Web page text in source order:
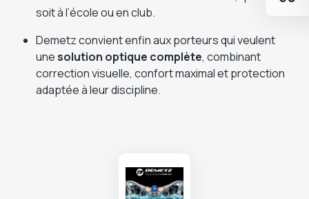
soit à l’école ou en club.
Demetz convient enfin aux porteurs qui veulent
unesolution optique complète, combinant
correction visuelle, confort maximal et protection
adaptée à leur discipline.